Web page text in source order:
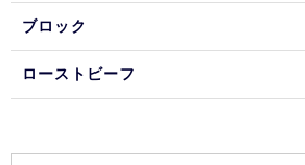
ブロック
ローストビーフ